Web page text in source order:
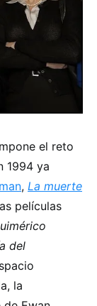
el reto
1994 ya
, La muerte
películas
del
la